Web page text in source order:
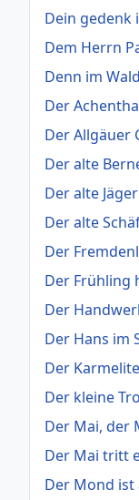
Dein gedenk
Dem Herrn
Denn im
Der
Der Allgäuer
Der alte
Der alte Jäger
Der alte
Der
Der Frühling
Der
Der Hans im
Der
Der kleine
Der Mai, der
Der Mai tritt
Der Mond